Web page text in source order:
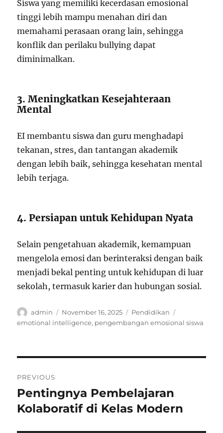
Siswa yang memiliki kecerdasan emosional
tinggi lebih mampu menahan diri dan
memahami perasaan orang lain, sehingga
konflik dan perilaku bullying dapat
diminimalkan.
3. Meningkatkan Kesejahteraan
Mental
EI membantu siswa dan guru menghadapi
tekanan, stres, dan tantangan akademik
dengan lebih baik, sehingga kesehatan mental
lebih terjaga.
4. Persiapan untuk Kehidupan Nyata
Selain pengetahuan akademik, kemampuan
mengelola emosi dan berinteraksi dengan baik
menjadi bekal penting untuk kehidupan di luar
sekolah, termasuk karier dan hubungan sosial.
Author
admin
Posted
on
November 16, 2025 Categories
Pendidikan
emotional intelligence, pengembangan emosional siswa
pos
PREVIOUS
Previous
post:
Pentingnya Pembelajaran
Kolaboratif di Kelas Modern